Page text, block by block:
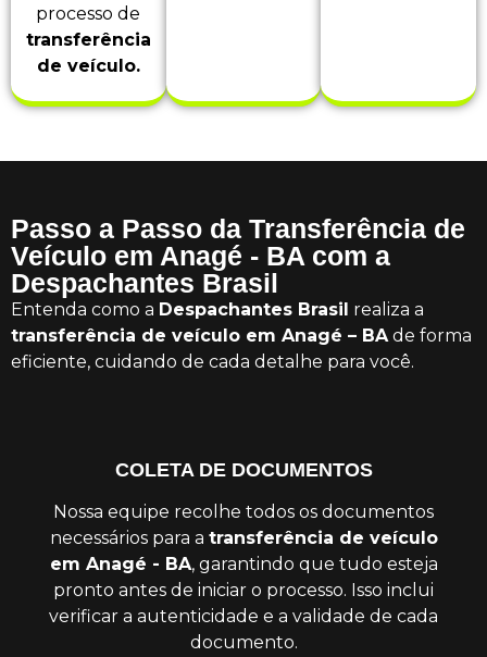
processo de
transferência
de veículo.
Passo a Passo da Transferência de
Veículo em Anagé - BA com a
Despachantes Brasil
Entenda como a Despachantes Brasil realiza a
transferência de veículo em Anagé – BAde forma
eficiente, cuidando de cada detalhe para você.
COLETA DE DOCUMENTOS
Nossa equipe recolhe todos os documentos
necessários para a transferência de veículo
em Anagé - BA, garantindo que tudo esteja
pronto antes de iniciar o processo. Isso inclui
verificar a autenticidade e a validade de cada
documento.